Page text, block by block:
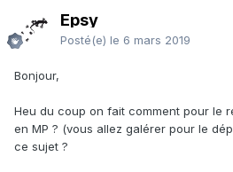
Epsy
Posté(e) le 6 mars 2019
Bonjour,
Heu du coup on fait comment pour le
en MP ? (vous allez galérer pour le
ce sujet ?